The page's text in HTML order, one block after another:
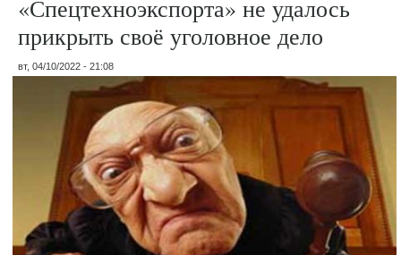
«Спецтехноэкспорта» не удалось
прикрыть своё уголовное дело
вт, 04/10/2022 - 21:08